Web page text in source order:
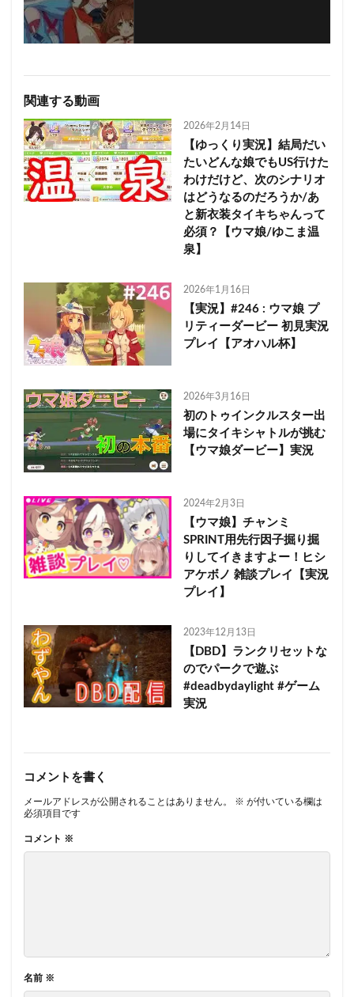
関連する動画
2026年2月14日
【ゆっくり実況】結局だい
たいどんな娘でもUS行けた
わけだけど、次のシナリオ
はどうなるのだろうか/あ
と新衣装タイキちゃんって
必須？【ウマ娘/ゆこま温
泉】
2026年1月16日
【実況】#246 : ウマ娘 プ
リティーダービー 初見実況
プレイ【アオハル杯】
2026年3月16日
初のトゥインクルスター出
場にタイキシャトルが挑む
【ウマ娘ダービー】実況
2024年2月3日
【ウマ娘】チャンミ
SPRINT用先行因子掘り掘
りしてイきますよー！ヒシ
アケボノ 雑談プレイ【実況
プレイ】
2023年12月13日
【DBD】ランクリセットな
のでパークで遊ぶ
#deadbydaylight #ゲーム
実況
コメントを書く
メールアドレスが公開されることはありません。 ※ が付いている欄は
必須項目です
コメント ※
名前 ※